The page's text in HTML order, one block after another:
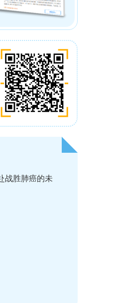
，包括腺癌和鳞状细胞
酶抑制剂Y-27632的条件
证，第2代扩增的内皮细
。芯片平台采用空气等离子
纤维蛋白原-凝血酶-鼠
件下内皮细胞的网络形
，使血管结构更接近肺泡
皮-周细胞血管网络，并
密包裹CD31
成血管网络，但约18%
（CD31表达下降、
，而是与内皮血管结构